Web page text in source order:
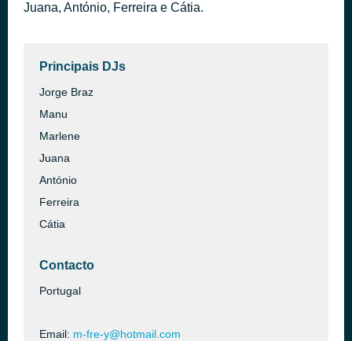
Juana, António, Ferreira e Cátia.
Principais DJs
Jorge Braz
Manu
Marlene
Juana
António
Ferreira
Cátia
Contacto
Portugal
Email: m-fre-y@hotmail.com